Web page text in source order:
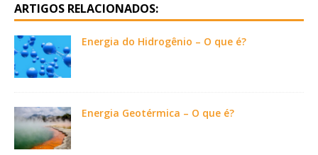
ARTIGOS RELACIONADOS:
Energia do Hidrogênio – O que é?
Energia Geotérmica – O que é?